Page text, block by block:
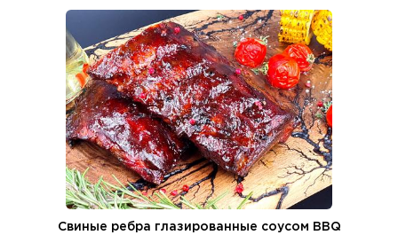
Свиные ребра глазированные соусом BBQ